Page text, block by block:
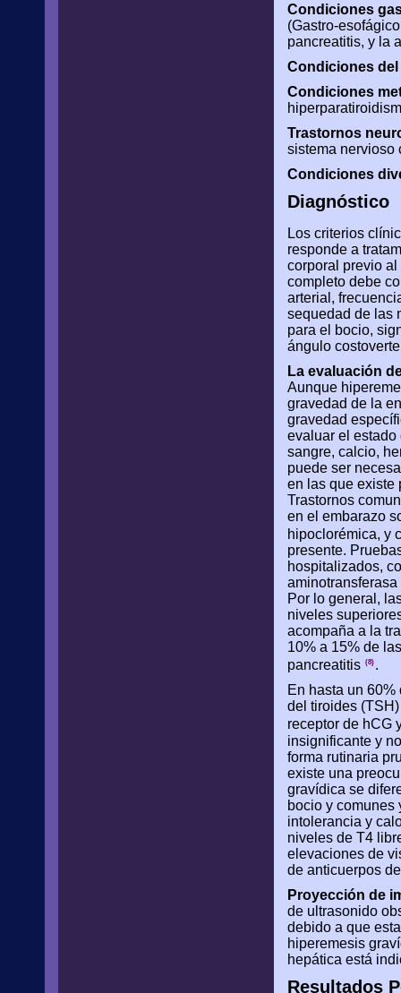
Condiciones
(Gastro-
pancreatitis, y la
Condiciones
Condiciones
Trastornos
sistema nervioso
Condiciones
Diagnóstico
Los criterios
responde a
corporal previo
completo debe
arterial,
sequedad de las
para el bocio,
ángulo
La evaluación
Aunque
gravedad de la
gravedad
evaluar el
sangre, calcio,
puede ser
en las que existe
Trastornos
en el embarazo
hipoclorémica, y
presente.
hospitalizados,
Por lo general,
niveles
acompaña a la
10% a 15% de
pancreatitis (8) .
En hasta un
del tiroides
receptor de hCG
insignificante y
forma rutinaria
existe una
gravídica se
bocio y comunes
intolerancia y
niveles de T4
elevaciones de
de anticuerpos
Proyección de
de ultrasonido
debido a que
hiperemesis
hepática está
Resultados